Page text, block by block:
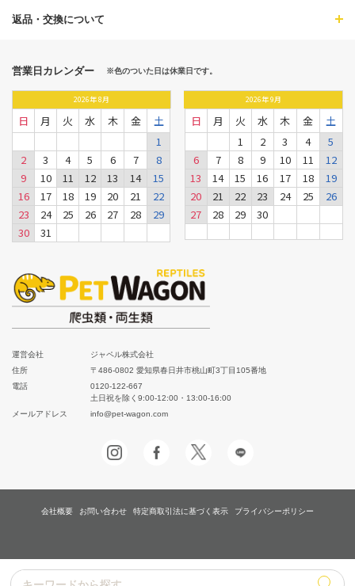
返品・交換について
営業日カレンダー ※色のついた日は休業日です。
2026年8月
日 月 火 水 木 金
土
1
2
3 4 5 6 7
8
9
10 11 12 13 14
15
16
17 18 19 20 21
22
23
24 25 26 27 28
29
30
31
2026年9月
日 月 火 水 木 金
土
1
2 3 4
5
6
7 8 9 10 11
12
13
14 15 16 17 18
19
20
21 22 23 24 25
26
27
28 29 30
運営会社
ジャペル株式会社
住所
〒486-0802 愛知県春日井市桃山町3丁目105番地
電話
0120-122-667
土日祝を除く9:00-12:00・13:00-16:00
メールアドレス
info@pet-wagon.com
会社概要 お問い合わせ 特定商取引法に基づく表示 プライバシーポリシー